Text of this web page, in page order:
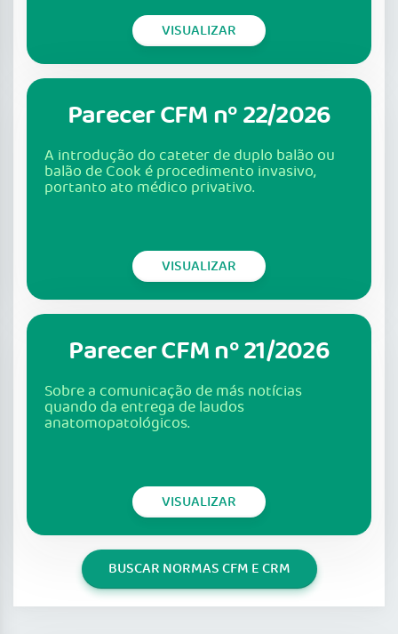
VISUALIZAR
Parecer CFM nº 22/2026
A introdução do cateter de duplo balão ou
balão de Cook é procedimento invasivo,
portanto ato médico privativo.
VISUALIZAR
Parecer CFM nº 21/2026
Sobre a comunicação de más notícias
quando da entrega de laudos
anatomopatológicos.
VISUALIZAR
BUSCAR NORMAS CFM E CRM